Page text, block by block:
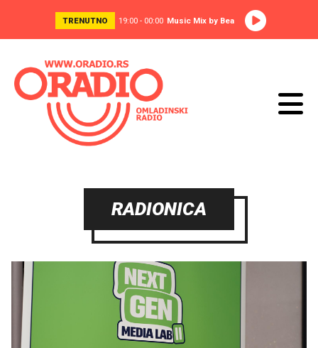
TRENUTNO 19:00 - 00:00 Music Mix by Bea
RADIONICA